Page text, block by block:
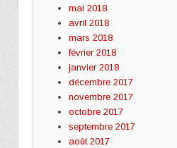
mai 2018
avril 2018
mars 2018
février 2018
janvier 2018
décembre 2017
novembre 2017
octobre 2017
septembre 2017
août 2017